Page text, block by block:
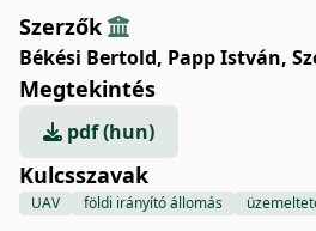
Szerzők
Békési Bertold, Papp István,
Megtekintés
pdf (hun)
Kulcsszavak
UAV földi irányító állomás